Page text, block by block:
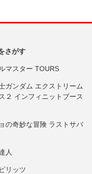
さがす
マスター TOURS
ガンダム エクストリーム
２ インフィニットブース
の奇妙な冒険 ラストサバ
人
リッツ